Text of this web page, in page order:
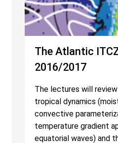
The Atlantic
2016/2017
The lectures will
tropical dynamics
convective
temperature gradient
equatorial waves) and